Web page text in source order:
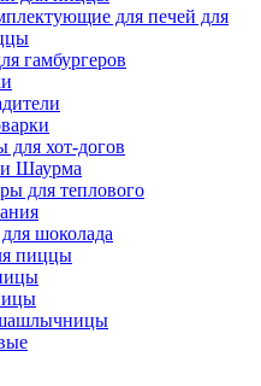
для печей для
гамбургеров
для хот-догов
Шаурма
для теплового
шоколада
пиццы